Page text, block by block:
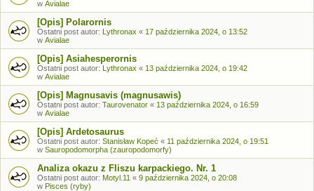
w Avialae
[Opis] Polarornis
Ostatni post autor: Lythronax « 17 października 2024, o 13:52
w Avialae
[Opis] Asiahesperornis
Ostatni post autor: Lythronax « 13 października 2024, o 19:42
w Avialae
[Opis] Magnusavis (magnusawis)
Ostatni post autor: Taurovenator « 13 października 2024, o 16:59
w Avialae
[Opis] Ardetosaurus
Ostatni post autor: Stanisław Kopeć « 11 października 2024, o 19:51
w Sauropodomorpha (zauropodomorfy)
Analiza okazu z Fliszu karpackiego. Nr. 1
Ostatni post autor: Motyl.11 « 9 października 2024, o 20:08
w Pisces (ryby)